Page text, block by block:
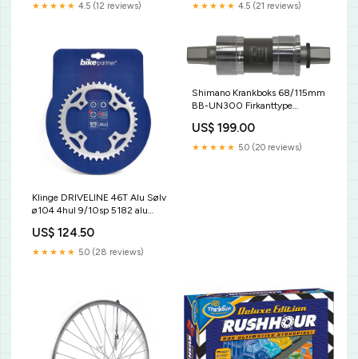
★★★★★ 4.5 (12 reviews) ★★★★★ 4.5 (21 reviews)
Klinge DRIVELINE 46T Alu Sølv
ø104 4hul 9/10sp 5182 alu
US$ 124.50
★★★★★ 5.0 (28 reviews)
Shimano Krankboks 68/115mm
BB-UN300 Firkanttype
US$ 199.00
★★★★★ 5.0 (20 reviews)